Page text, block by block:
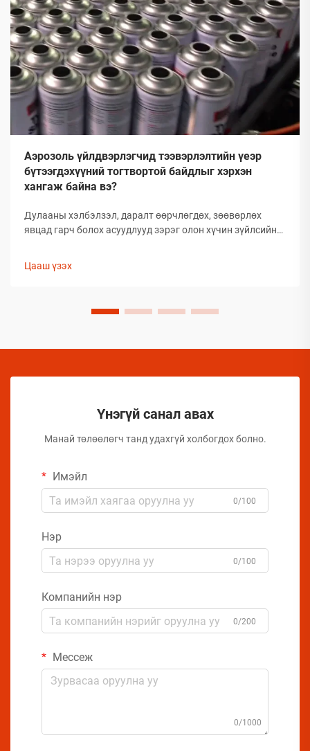
Аэрозоль үйлдвэрлэгчид тээвэрлэлтийн үеэр
бүтээгдэхүүний тогтвортой байдлыг хэрхэн
хангаж байна вэ?
Дулааны хэлбэлзэл, даралт өөрчлөгдөх, зөөвөрлөх
явцад гарч болох асуудлууд зэрэг олон хүчин зүйлсийн
байдлыг хадгалахад тооless дундаа сорилтуудтай
арга хэмжээ авах шаардлагатай.
Цааш үзэх
Үнэгүй санал авах
Манай төлөөлөгч танд удахгүй холбогдох болно.
Имэйл
0/100
Нэр
0/100
Компанийн нэр
0/200
Мессеж
0/1000